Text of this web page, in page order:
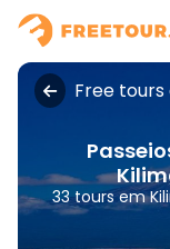
Free
33 tours em